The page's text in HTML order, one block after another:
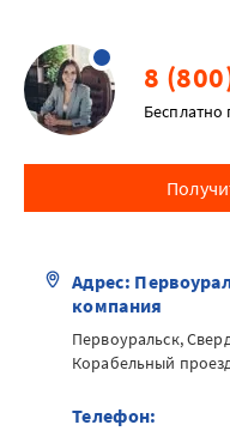
8
Бесплатно
Адрес:
компания
Первоуральск,
Корабельный
Телефон: